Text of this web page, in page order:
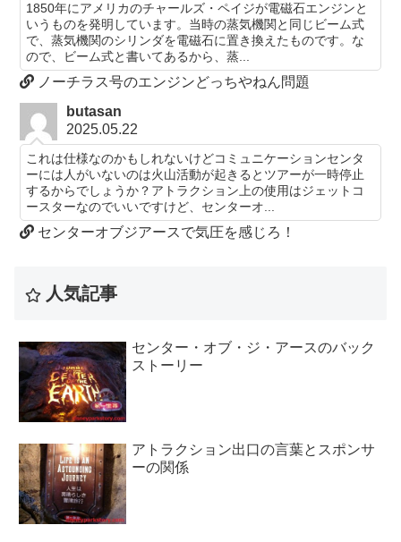
1850年にアメリカのチャールズ・ペイジが電磁石エンジンと
いうものを発明しています。当時の蒸気機関と同じビーム式
で、蒸気機関のシリンダを電磁石に置き換えたものです。な
ので、ビーム式と書いてあるから、蒸...
ノーチラス号のエンジンどっちやねん問題
butasan
2025.05.22
これは仕様なのかもしれないけどコミュニケーションセンタ
ーには人がいないのは火山活動が起きるとツアーが一時停止
するからでしょうか？アトラクション上の使用はジェットコ
ースターなのでいいですけど、センターオ...
センターオブジアースで気圧を感じろ！
人気記事
センター・オブ・ジ・アースのバック
ストーリー
アトラクション出口の言葉とスポンサ
ーの関係